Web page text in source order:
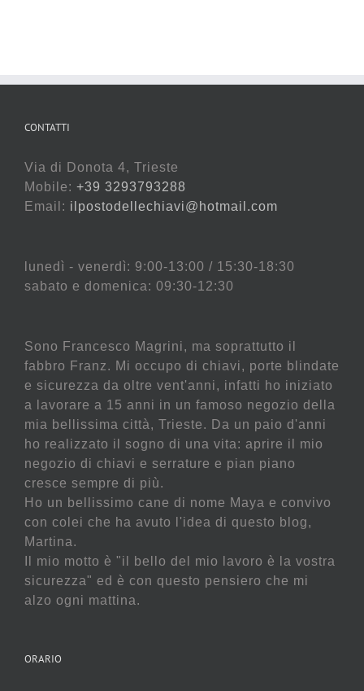
CONTATTI
Via di Donota 4, Trieste
Mobile: +39 3293793288
Email: ilpostodellechiavi@hotmail.com
lunedì - venerdì: 9:00-13:00 / 15:30-18:30
sabato e domenica: 09:30-12:30
Sono Francesco Magrini, ma soprattutto il
fabbro Franz. Mi occupo di chiavi, porte blindate
e sicurezza da oltre vent'anni, infatti ho iniziato
a lavorare a 15 anni in un famoso negozio della
mia bellissima città, Trieste. Da un paio d'anni
ho realizzato il sogno di una vita: aprire il mio
negozio di chiavi e serrature e pian piano
cresce sempre di più.
Ho un bellissimo cane di nome Maya e convivo
con colei che ha avuto l'idea di questo blog,
Martina.
Il mio motto è "il bello del mio lavoro è la vostra
sicurezza" ed è con questo pensiero che mi
alzo ogni mattina.
ORARIO